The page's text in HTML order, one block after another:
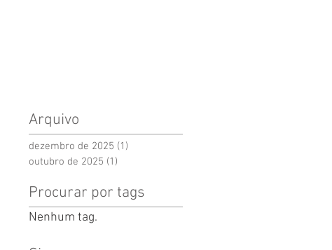
Arquivo
dezembro de 2025 (1)
outubro de 2025 (1)
Procurar por tags
Nenhum tag.